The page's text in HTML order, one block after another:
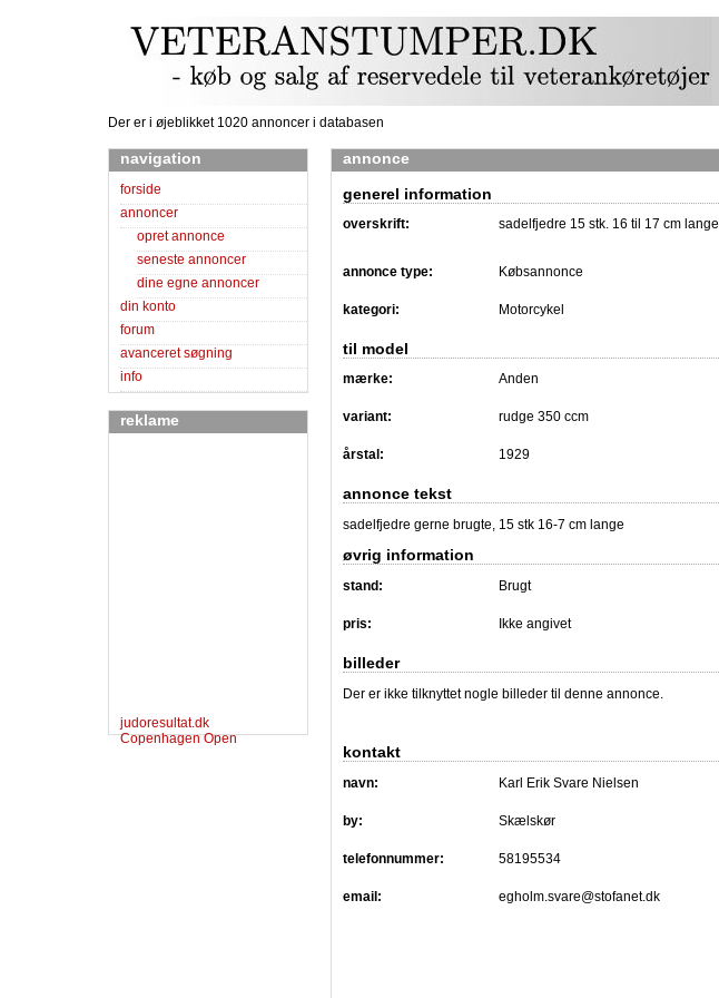
Der er i øjeblikket 1020 annoncer i databasen
navigation
forside
annoncer
opret annonce
seneste annoncer
dine egne annoncer
din konto
forum
avanceret søgning
info
reklame
judoresultat.dk
Copenhagen Open
annonce
generel information
overskrift: sadelfjedre 15 stk. 16 til 17 cm lange
annonce type: Købsannonce
kategori: Motorcykel
til model
mærke: Anden
variant: rudge 350 ccm
årstal: 1929
annonce tekst
sadelfjedre gerne brugte, 15 stk 16-7 cm lange
øvrig information
stand: Brugt
pris: Ikke angivet
billeder
Der er ikke tilknyttet nogle billeder til denne annonce.
kontakt
navn: Karl Erik Svare Nielsen
by: Skælskør
telefonnummer: 58195534
email: egholm.svare@stofanet.dk